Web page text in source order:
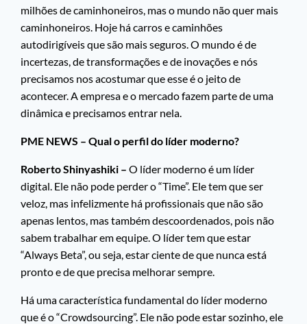
milhões de caminhoneiros, mas o mundo não quer mais
caminhoneiros. Hoje há carros e caminhões
autodirigíveis que são mais seguros. O mundo é de
incertezas, de transformações e de inovações e nós
precisamos nos acostumar que esse é o jeito de
acontecer. A empresa e o mercado fazem parte de uma
dinâmica e precisamos entrar nela.
PME NEWS – Qual o perfil do líder moderno?
Roberto Shinyashiki – O líder moderno é um líder
digital. Ele não pode perder o “Time”. Ele tem que ser
veloz, mas infelizmente há profissionais que não são
apenas lentos, mas também descoordenados, pois não
sabem trabalhar em equipe. O líder tem que estar
“Always Beta”, ou seja, estar ciente de que nunca está
pronto e de que precisa melhorar sempre.
Há uma característica fundamental do líder moderno
que é o “Crowdsourcing”. Ele não pode estar sozinho, ele